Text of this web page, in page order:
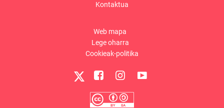
Kontaktua
Web mapa
Lege oharra
Cookieak-politika